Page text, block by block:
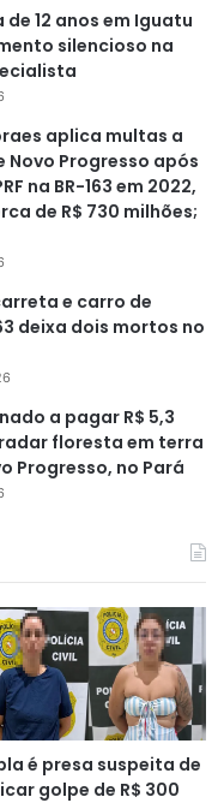
12 anos em Iguatu
silencioso na
aplica multas a
Novo Progresso após
na BR-163 em 2022,
de R$ 730 milhões;
e carro de
deixa dois mortos no
a pagar R$ 5,3
floresta em terra
Progresso, no Pará
é presa suspeita de
golpe de R$ 300